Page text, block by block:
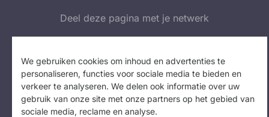
Deel deze pagina met je netwerk
Federation Butane Propane - Federatie Butaan
Propaan VZW - BE 0407.141.860
Volg ons op: Facebook Instagram
We gebruiken cookies om inhoud en advertenties te
personaliseren, functies voor sociale media te bieden en
verkeer te analyseren. We delen ook informatie over uw
gebruik van onze site met onze partners op het gebied van
sociale media, reclame en analyse.